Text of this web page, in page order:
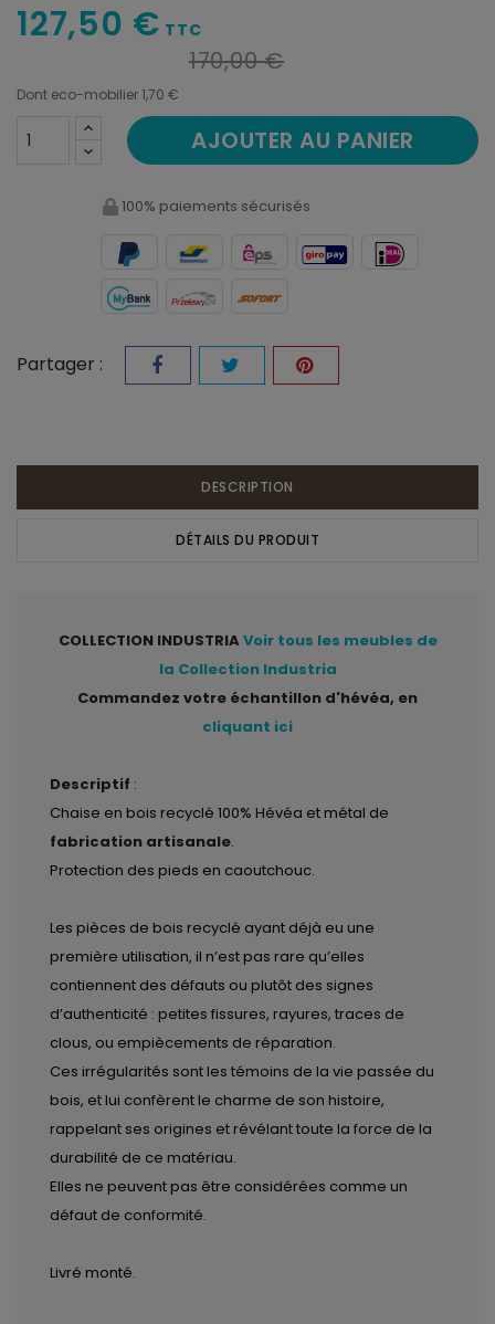
127,50 € TTC
170,00 €
Dont eco-mobilier 1,70 €
AJOUTER AU PANIER
100% paiements sécurisés
Partager :
DESCRIPTION
DÉTAILS DU PRODUIT
COLLECTION INDUSTRIA Voir tous les meubles de
la Collection Industria
Commandez votre échantillon d'hévéa, en
cliquant ici
Descriptif :
Chaise en bois recyclé 100% Hévéa et métal de
fabrication artisanale.
Protection des pieds en caoutchouc.
Les pièces de bois recyclé ayant déjà eu une
première utilisation, il n’est pas rare qu’elles
contiennent des défauts ou plutôt des signes
d’authenticité : petites fissures, rayures, traces de
clous, ou empiècements de réparation.
Ces irrégularités sont les témoins de la vie passée du
bois, et lui confèrent le charme de son histoire,
rappelant ses origines et révélant toute la force de la
durabilité de ce matériau.
Elles ne peuvent pas être considérées comme un
défaut de conformité.
Livré monté.